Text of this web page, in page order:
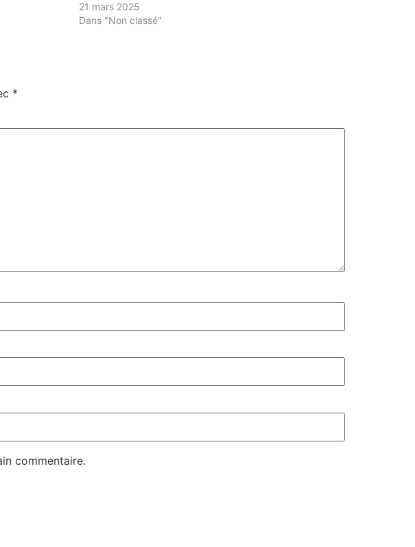
21 mars 2025
Dans "Non classé"
*
commentaire.